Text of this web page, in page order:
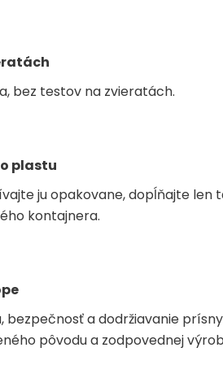
bez testov na zvieratách.
plastu
ju opakovane, dopĺňajte len
kontajnera.
bezpečnosť a dodržiavanie
pôvodu a zodpovednej